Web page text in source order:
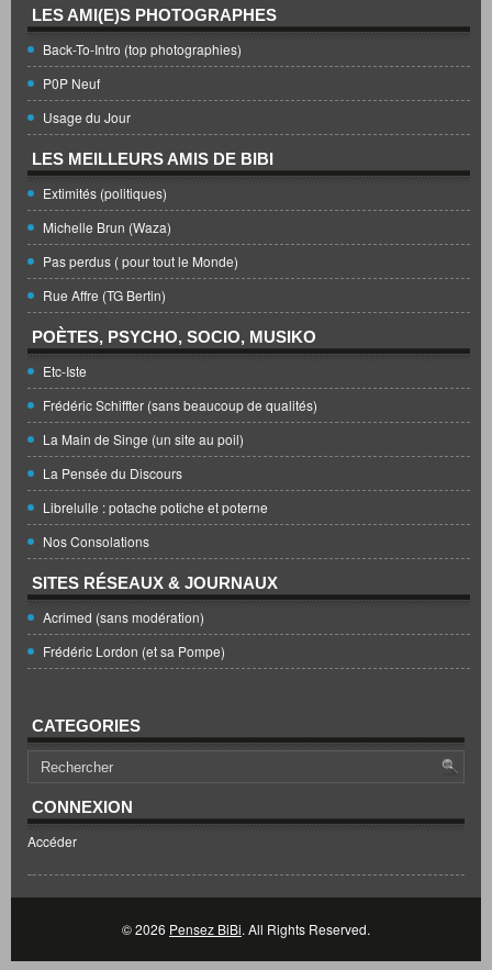
LES AMI(E)S PHOTOGRAPHES
Back-To-Intro (top photographies)
P0P Neuf
Usage du Jour
LES MEILLEURS AMIS DE BIBI
Extimités (politiques)
Michelle Brun (Waza)
Pas perdus ( pour tout le Monde)
Rue Affre (TG Bertin)
POÈTES, PSYCHO, SOCIO, MUSIKO
Etc-Iste
Frédéric Schiffter (sans beaucoup de qualités)
La Main de Singe (un site au poil)
La Pensée du Discours
Librelulle : potache potiche et poterne
Nos Consolations
SITES RÉSEAUX & JOURNAUX
Acrimed (sans modération)
Frédéric Lordon (et sa Pompe)
CATEGORIES
CONNEXION
Accéder
© 2026 Pensez BiBi. All Rights Reserved.